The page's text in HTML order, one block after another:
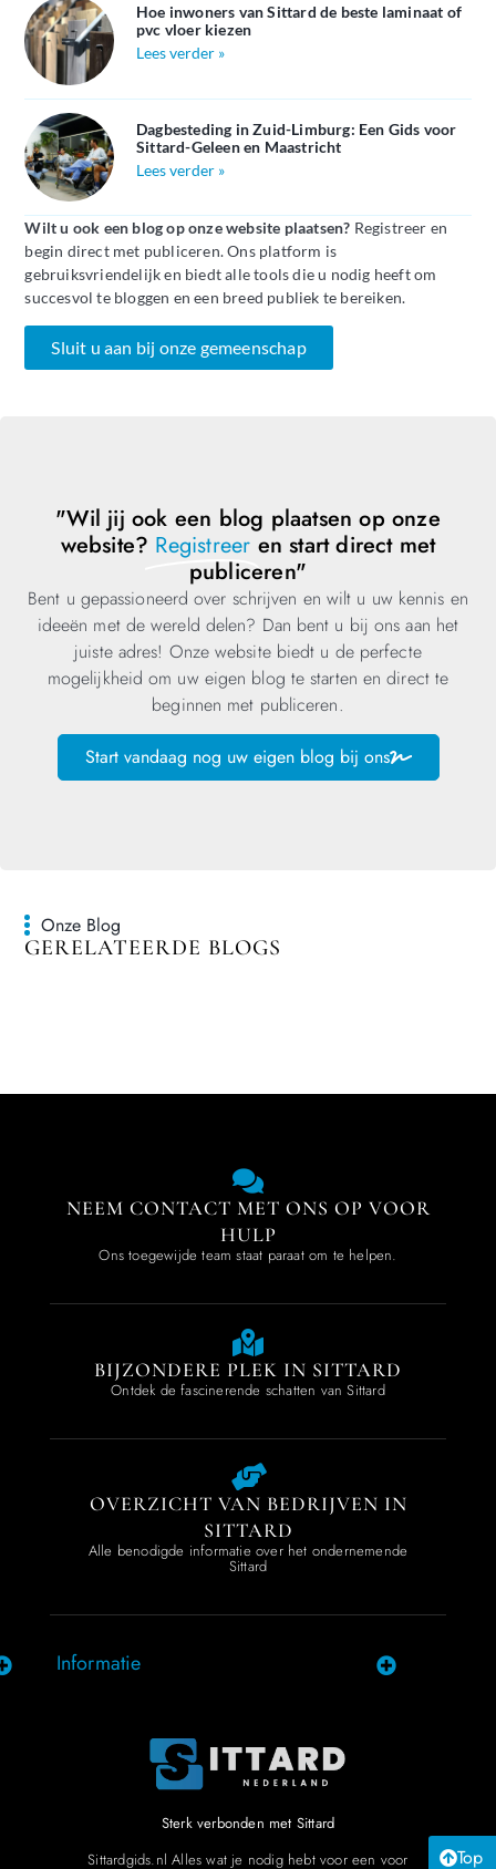
Top
Hoe inwoners van Sittard de beste laminaat of
pvc vloer kiezen
Lees verder »
Dagbesteding in Zuid-Limburg: Een Gids voor
Sittard-Geleen en Maastricht
Lees verder »
Wilt u ook een blog op onze website plaatsen? Registreer en
begin direct met publiceren. Ons platform is
gebruiksvriendelijk en biedt alle tools die u nodig heeft om
succesvol te bloggen en een breed publiek te bereiken.
Sluit u aan bij onze gemeenschap
"Wil jij ook een blog plaatsen op onze
website? Registreer en start direct met
publiceren"
Bent u gepassioneerd over schrijven en wilt u uw kennis en
ideeën met de wereld delen? Dan bent u bij ons aan het
juiste adres! Onze website biedt u de perfecte
mogelijkheid om uw eigen blog te starten en direct te
beginnen met publiceren.
Start vandaag nog uw eigen blog bij ons
Onze Blog
GERELATEERDE BLOGS
NEEM CONTACT MET ONS OP VOOR
HULP
Ons toegewijde team staat paraat om te helpen.
BIJZONDERE PLEK IN SITTARD
Ontdek de fascinerende schatten van Sittard
OVERZICHT VAN BEDRIJVEN IN
SITTARD
Alle benodigde informatie over het ondernemende
Sittard
Informatie
Sterk verbonden met Sittard
Sittardgids.nl Alles wat je nodig hebt voor een voor